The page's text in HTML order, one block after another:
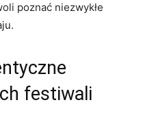
poznać niezwykłe⁤
festiwali